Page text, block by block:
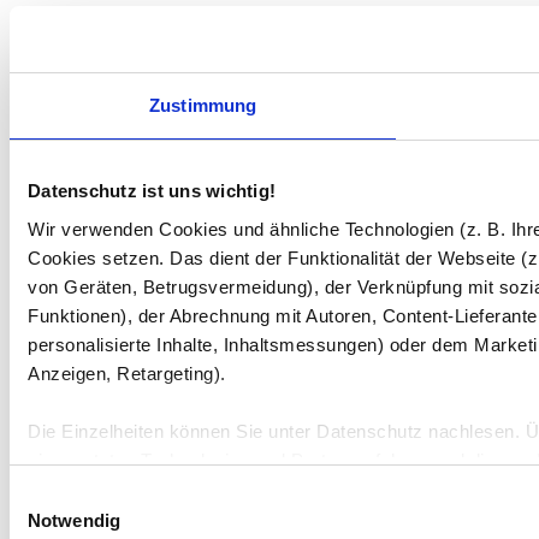
Zustimmung
Datenschutz ist uns wichtig!
Wir verwenden Cookies und ähnliche Technologien (z. B.
Cookies setzen. Das dient der Funktionalität der Webseite
von Geräten, Betrugsvermeidung), der Verknüpfung mit
Funktionen), der Abrechnung mit Autoren, Content-
personalisierte Inhalte, Inhaltsmessungen) oder dem
Anzeigen, Retargeting).
Die Einzelheiten können Sie unter Datenschutz nachlesen.
eingesetzten Technologien und Partner erfahren und die
Indem Sie auf den Button "Zustimmen" klicken, willigen Sie
Notwendig